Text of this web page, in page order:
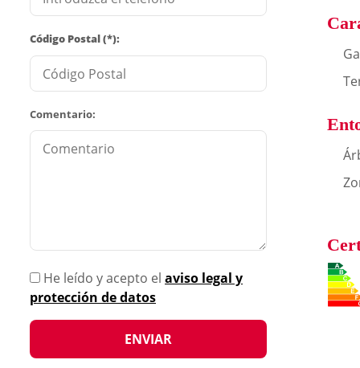
Código Postal (*):
Comentario:
He leído y acepto el aviso legal y
protección de datos